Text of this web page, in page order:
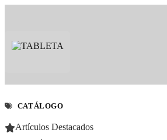
CATÁLOGO
Artículos Destacados